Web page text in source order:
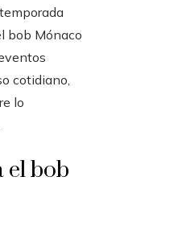
bob Mónaco
cotidiano,
lo
el bob